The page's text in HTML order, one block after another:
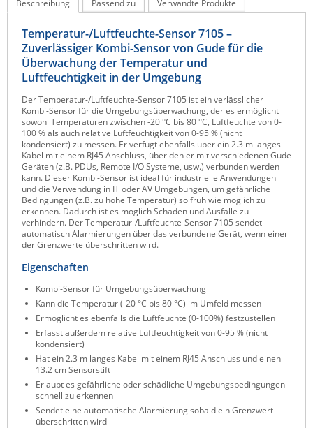
Raritan
Riello UPS
Server Technology
Siretta
SIRIO Antenne
Sunbird
Tactical Software
TEKTELIC
Teltonika
Unwired Networks
Vision
WATTECO
Westermo
Yuasa
ZPE Systems
News zu unseren Herstellern
Beschreibung Passend zu Verwandte Produkte
Temperatur-/Luftfeuchte-Sensor 7105 –
Zuverlässiger Kombi-Sensor von Gude für die
Überwachung der Temperatur und
Luftfeuchtigkeit in der Umgebung
Der Temperatur-/Luftfeuchte-Sensor 7105 ist ein verlässlicher
Kombi-Sensor für die Umgebungsüberwachung, der es ermöglicht
sowohl Temperaturen zwischen -20 °C bis 80 °C, Luftfeuchte von 0-
100 % als auch relative Luftfeuchtigkeit von 0-95 % (nicht
kondensiert) zu messen. Er verfügt ebenfalls über ein 2.3 m langes
Kabel mit einem RJ45 Anschluss, über den er mit verschiedenen Gude
Geräten (z.B. PDUs, Remote I/O Systeme, usw.) verbunden werden
kann. Dieser Kombi-Sensor ist ideal für industrielle Anwendungen
und die Verwendung in IT oder AV Umgebungen, um gefährliche
Bedingungen (z.B. zu hohe Temperatur) so früh wie möglich zu
erkennen. Dadurch ist es möglich Schäden und Ausfälle zu
verhindern. Der Temperatur-/Luftfeuchte-Sensor 7105 sendet
automatisch Alarmierungen über das verbundene Gerät, wenn einer
der Grenzwerte überschritten wird.
Eigenschaften
Kombi-Sensor für Umgebungsüberwachung
Kann die Temperatur (-20 °C bis 80 °C) im Umfeld messen
Ermöglicht es ebenfalls die Luftfeuchte (0-100%) festzustellen
Erfasst außerdem relative Luftfeuchtigkeit von 0-95 % (nicht
kondensiert)
Hat ein 2.3 m langes Kabel mit einem RJ45 Anschluss und einen
13.2 cm Sensorstift
Erlaubt es gefährliche oder schädliche Umgebungsbedingungen
schnell zu erkennen
Sendet eine automatische Alarmierung sobald ein Grenzwert
überschritten wird